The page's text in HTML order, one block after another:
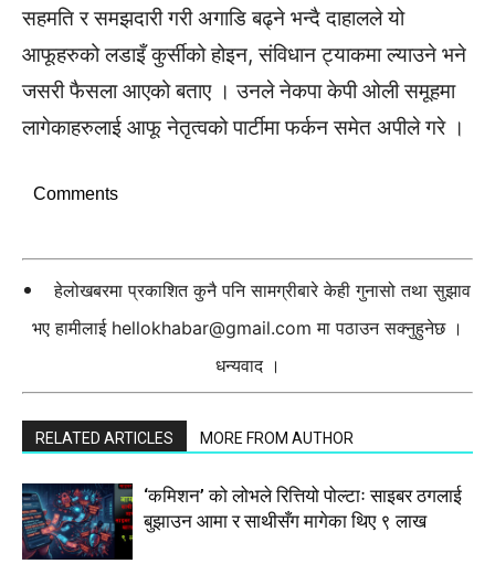
सहमति र समझदारी गरी अगाडि बढ्ने भन्दै दाहालले यो
आफूहरुको लडाइँ कुर्सीको होइन, संविधान ट्याकमा ल्याउने भने
जसरी फैसला आएको बताए । उनले नेकपा केपी ओली समूहमा
लागेकाहरुलाई आफू नेतृत्वको पार्टीमा फर्कन समेत अपीले गरे ।
Comments
हेलोखबरमा प्रकाशित कुनै पनि सामग्रीबारे केही गुनासो तथा सुझाव
भए हामीलाई hellokhabar@gmail.com मा पठाउन सक्नुहुनेछ ।
धन्यवाद ।
RELATED ARTICLES MORE FROM AUTHOR
‘कमिशन’ को लोभले रित्तियो पोल्टाः साइबर ठगलाई
बुझाउन आमा र साथीसँग मागेका थिए ९ लाख